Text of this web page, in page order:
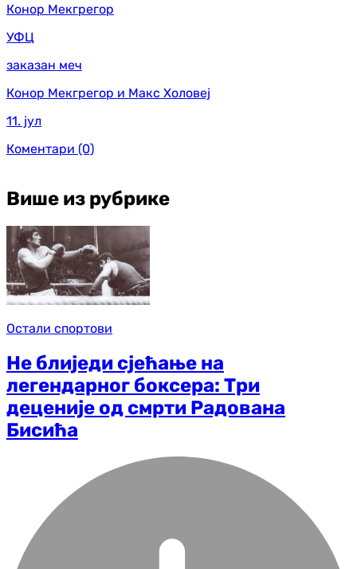
Конор Мекгрегор
УФЦ
заказан меч
Конор Мекгрегор и Макс Холовеј
11. јул
Коментари (0)
Више из рубрике
Остали спортови
Не блиједи сјећање на
легендарног боксера: Три
деценије од смрти Радована
Бисића